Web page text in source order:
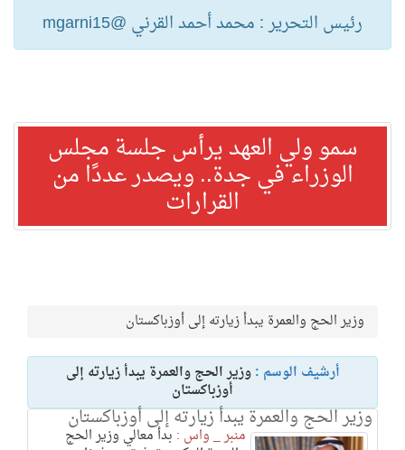
رئيس التحرير : محمد أحمد القرني @mgarni15
سمو ولي العهد يرأس جلسة مجلس
الوزراء في جدة.. ويصدر عددًا من
القرارات
وزير الحج والعمرة يبدأ زيارته إلى أوزباكستان
أرشيف الوسم :وزير الحج والعمرة يبدأ زيارته إلى
أوزباكستان
وزير الحج والعمرة يبدأ زيارته إلى أوزباكستان
منبر _ واس : بدأ معالي وزير الحج